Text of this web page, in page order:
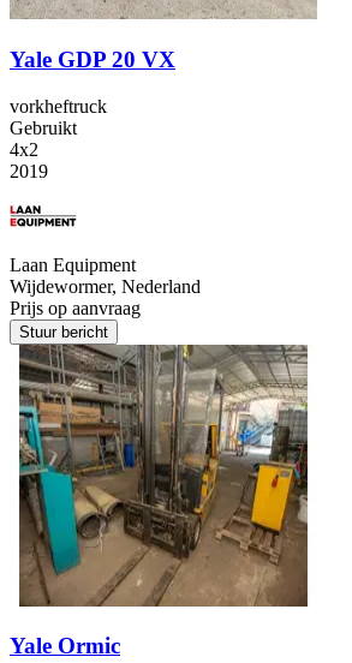
Yale GDP 20 VX
vorkheftruck
Gebruikt
4x2
2019
Laan Equipment
Wijdewormer, Nederland
Prijs op aanvraag
Stuur bericht
Yale Ormic